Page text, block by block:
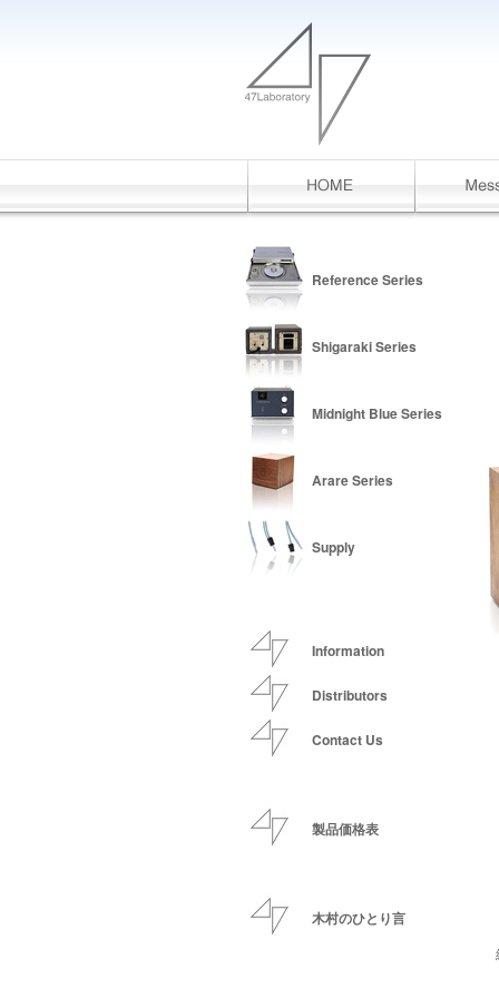
Reference Series
Shigaraki Series
Midnight Blue Series
Arare Series
Supply
Information
Distributors
Contact Us
製品価格表
木村のひとり言